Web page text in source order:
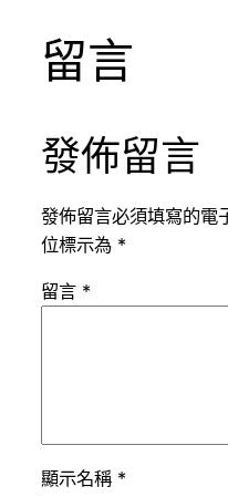
留言
發佈留言
發佈留言必須填寫的電
位標示為 *
留言 *
顯示名稱 *